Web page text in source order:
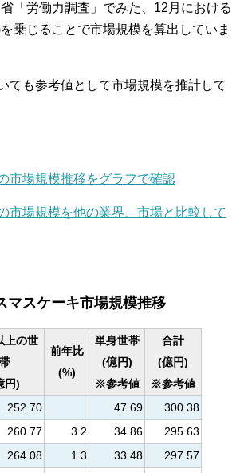
「労働力調査」でみた、12月における
乗じることで市場規模を算出していま
ても参考値として市場規模を推計して
市場規模推移をグラフで確認
市場規模を他の業界、市場と比較して
マスケーキ市場規模推移
上の世
帯
円)
前年比
(%)
単身世帯
(億円)
※参考値
合計
(億円)
※参考値
252.70 47.69
300.38
260.77 3.2 34.86
295.63
264.08 1.3 33.48
297.57